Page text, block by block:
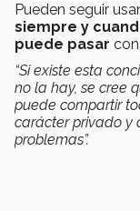
Pueden seguir
siempre y
puede pasar
“Si existe esta
no la hay, se cree
puede compartir
carácter privado y
problemas”.